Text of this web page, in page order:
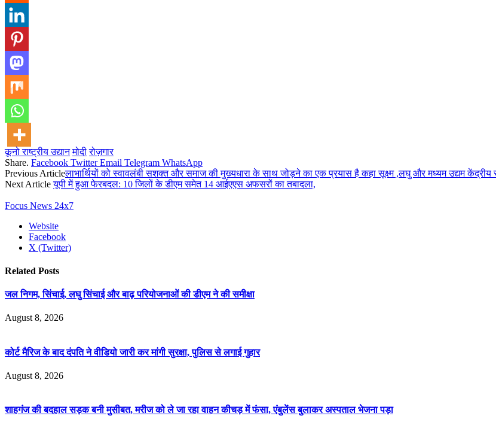
कूनो राष्ट्रीय उद्यान मोदी रोज़गार
Share. Facebook Twitter Email Telegram WhatsApp
Previous Articleलाभार्थियों को स्वावलंबी सशक्त और समाज की मुख्यधारा के साथ जोड़ने का एक प्रयास है कहा सूक्ष्म ,लघु और मध्यम उद्यम केंद्रीय
Next Articleयूपी में हुआ फेरबदल: 10 जिलों के डीएम समेत 14 आईएएस अफसरों का तबादला,
Focus News 24x7
Website
Facebook
X (Twitter)
Related Posts
जल निगम, सिंचाई, लघु सिंचाई और बाढ़ परियोजनाओं की डीएम ने की समीक्षा
August 8, 2026
कोर्ट मैरिज के बाद दंपति ने वीडियो जारी कर मांगी सुरक्षा, पुलिस से लगाई गुहार
August 8, 2026
शाहगंज की बदहाल सड़क बनी मुसीबत, मरीज को ले जा रहा वाहन कीचड़ में फंसा, एंबुलेंस बुलाकर अस्पताल भेजना पड़ा